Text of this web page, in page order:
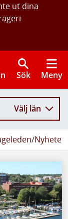
ut dina
Sök Meny
Välj län
/Nyheter